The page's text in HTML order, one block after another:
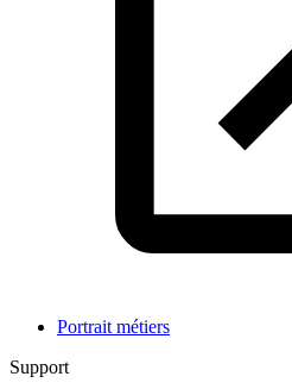
Portrait métiers
Support